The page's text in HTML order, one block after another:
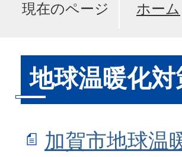
現在のページ ホーム
地球温暖化
加賀市地球温